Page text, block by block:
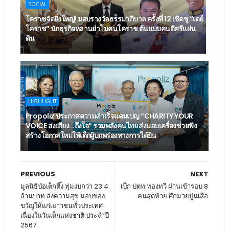
SOCIAL
โคราชจัดยิ่งใหญ่! มอบรางวัลธรรมาภิบาล ครั้งที่ 12 เชิดชู “เดย์
โคราช” นักธุรกิจหลานย่าโมคนโคราช ต้นแบบคนดีศรีแผ่น
ดิน
HIGHLIGHT
Propoliz ประกาศความสำเร็จแคมเปญ “CHARITY YOUR
VOICE ส่งเสียง...ถึงใจ” รวมพลังคนไทย ส่งมอบเครื่องช่วยฟัง
สร้างโอกาสใหม่ให้เด็กผู้บกพร่องทางการได้ยิน
NEXT
เป็ก ปตท.ทองทวี ผ่านเข้ารอบ 8
คนสุดท้าย ศึกมวยปูนเสือ
PREVIOUS
มูลนิธิป่อเต็กตึ๊ง ทุ่มงบกว่า 23.4
ล้านบาท ส่งความสุข มอบของ
ขวัญให้แก่เยาวชนทั่วประเทศ
เนื่องในวันเด็กแห่งชาติ ประจำปี
2567